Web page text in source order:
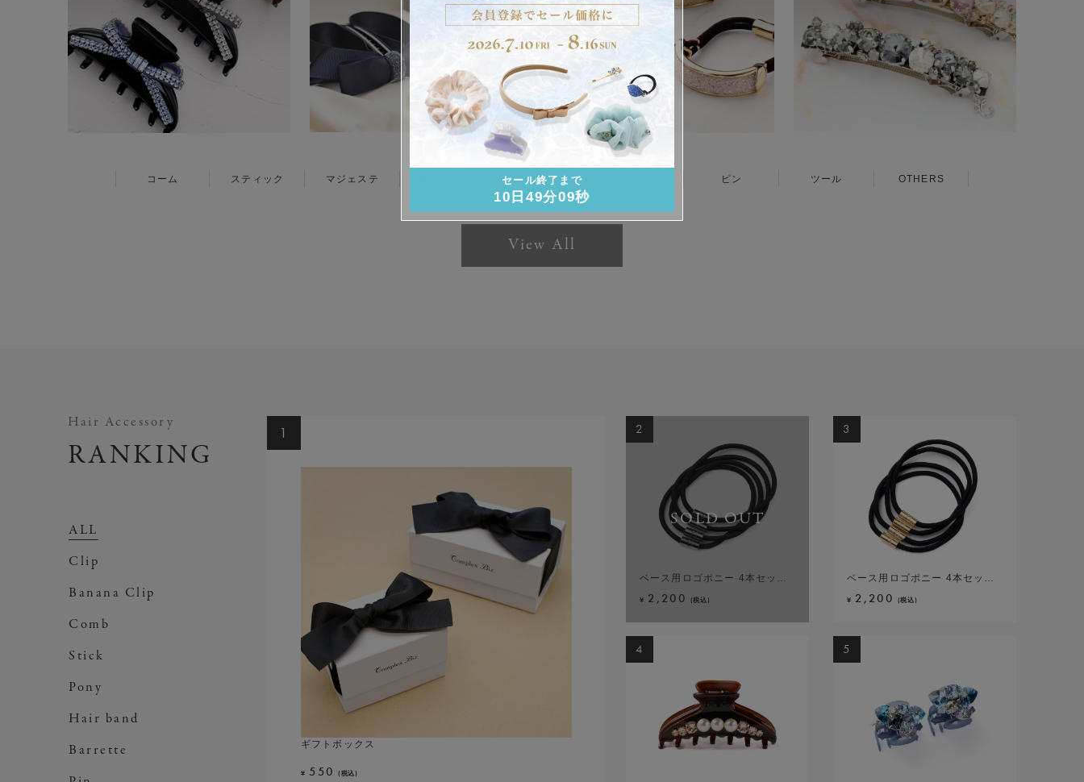
コーム スティック マジェステ シュシュ ピン ツール OTHERS
View All
Hair Accessory
RANKING
ALL
Clip
Banana Clip
Comb
Stick
Pony
Hair band
Barrette
1
ギフトボックス
¥ 550 (税込)
2
SOLD OUT
ベース用ロゴポニー 4本セット(ブラック)
¥ 2,200 (税込)
3
ベース用ロゴポニー 4本セット(ゴールドカラー)
¥ 2,200 (税込)
4 5
1
【販路限定】ピュアシャイン バンスクリップ L(ライト
2
フラワーシンフォニー ホイップクリップ2個セット(ブルー)
¥ 17,600 (税込)
3
フローラルアイス デザートクリップ 中(ブラック
¥ 8,800 (税込)
4
SOLD OUT
5
1
レディアリーストーン バナナクリップ(ブラックミック
2
レディアリーストーン バナナクリップ(ピンクミックス)
¥ 30,800 (税込)
3
フローラルアイス バナナクリップ(ブラックミッ
¥ 19,800 (税込)
4 5
1
ポライトノーマルパール フレンチコーム(ブラック)
¥ 14,300
2
SOLD OUT
フローイングビーズ フレンチコーム(ブルーミックス)
¥ 22,000 (税込)
3
SOLD OUT
ボタニカルグリッター ステンレスコーム(ブラッ
¥ 14,300 (税込)
4 5
1
エレガンスシェルフラワー ハーフスティック(ホワイト)
¥ 18,700
2
ラディアントジュエルオーバル ハーフスティック(ベージュ)
¥ 18,700 (税込)
3
SOLD OUT
ITiLU スティック(イエローゴールドカラー)
¥ 27,500 (税込)
4 5
1
SOLD OUT
ベース用ロゴポニー 4本セット(ブラック)
¥ 2,200 (税込)
2
ベース用ロゴポニー 4本セット(ゴールドカラー)
¥ 2,200 (税込)
3
ディヴァインネイチャー ポニー(パープル)
¥ 16,500 (税込)
4 5
1
SOLD OUT
フリーリー フレキシフィットヘアバンド(ブラック)
¥ 19,800
2
ポライトパール ヘアバンド(ブラック)
¥ 12,100 (税込)
3
ラフィネ ヘアバンド(ブラウン)
¥ 27,500 (税込)
4 5
1
クリスタルメッシュリボン バレッタ(ブラック)
¥ 18,700
2
ラフィネシャイン スリムバレッタ(ブラック)
¥ 49,500 (税込)
3
クリスタルメッシュパヴェ スリムバレッタ(ライ
¥ 33,000 (税込)
4 5
SOLD OUT
1
ITiLU ウェーブ ピン2本セット(シルバーカラー)
¥ 6,600 (税込)
2
ITiLU ツイスト ピン2本セット(シルバーカラー)
¥ 6,600 (税込)
3
SOLD OUT
クチュールパヴェパール ミニピン(ホワイト)
¥ 16,500 (税込)
4 5
セール終了まで
10日49分07秒